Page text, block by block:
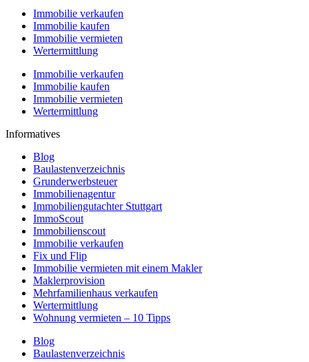
Immobilie verkaufen
Immobilie kaufen
Immobilie vermieten
Wertermittlung
Immobilie verkaufen
Immobilie kaufen
Immobilie vermieten
Wertermittlung
Informatives
Blog
Baulastenverzeichnis
Grunderwerbsteuer
Immobilienagentur
Immobiliengutachter Stuttgart
ImmoScout
Immobilienscout
Immobilie verkaufen
Fix und Flip
Immobilie vermieten mit einem Makler
Maklerprovision
Mehrfamilienhaus verkaufen
Wertermittlung
Wohnung vermieten – 10 Tipps
Blog
Baulastenverzeichnis